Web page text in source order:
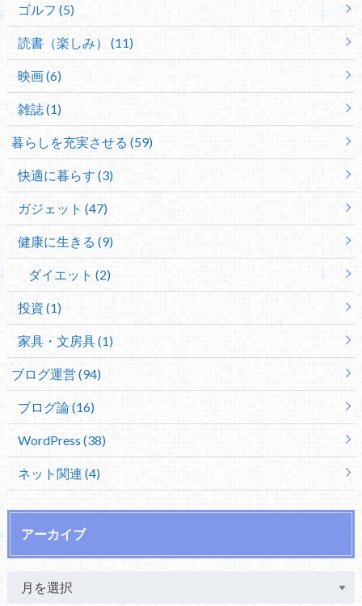
ゴルフ (5)
読書（楽しみ） (11)
映画 (6)
雑誌 (1)
暮らしを充実させる (59)
快適に暮らす (3)
ガジェット (47)
健康に生きる (9)
ダイエット (2)
投資 (1)
家具・文房具 (1)
ブログ運営 (94)
ブログ論 (16)
WordPress (38)
ネット関連 (4)
アーカイブ